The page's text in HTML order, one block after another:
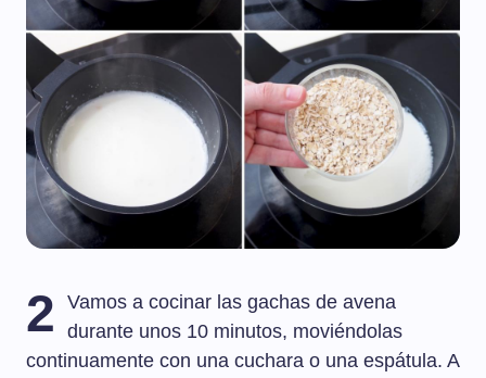
2
Vamos a cocinar las gachas de avena
durante unos 10 minutos, moviéndolas
continuamente con una cuchara o una espátula. A